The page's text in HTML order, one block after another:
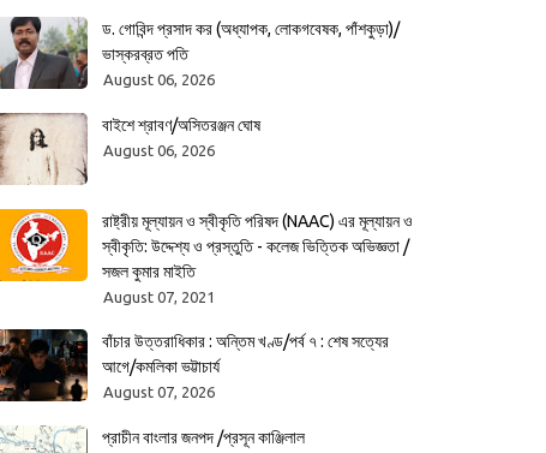
ড. গোবিন্দ প্রসাদ কর (অধ্যাপক, লোকগবেষক, পাঁশকুড়া)/
ভাস্করব্রত পতি
August 06, 2026
বাইশে শ্রাবণ/অসিতরঞ্জন ঘোষ
August 06, 2026
রাষ্ট্রীয় মূল্যায়ন ও স্বীকৃতি পরিষদ (NAAC) এর মূল্যায়ন ও
স্বীকৃতি: উদ্দেশ্য ও প্রস্তুতি - কলেজ ভিত্তিক অভিজ্ঞতা /
সজল কুমার মাইতি
August 07, 2021
বাঁচার উত্তরাধিকার : অন্তিম খণ্ড/পর্ব ৭ : শেষ সত্যের
আগে/কমলিকা ভট্টাচার্য
August 07, 2026
প্রাচীন বাংলার জনপদ /প্রসূন কাঞ্জিলাল